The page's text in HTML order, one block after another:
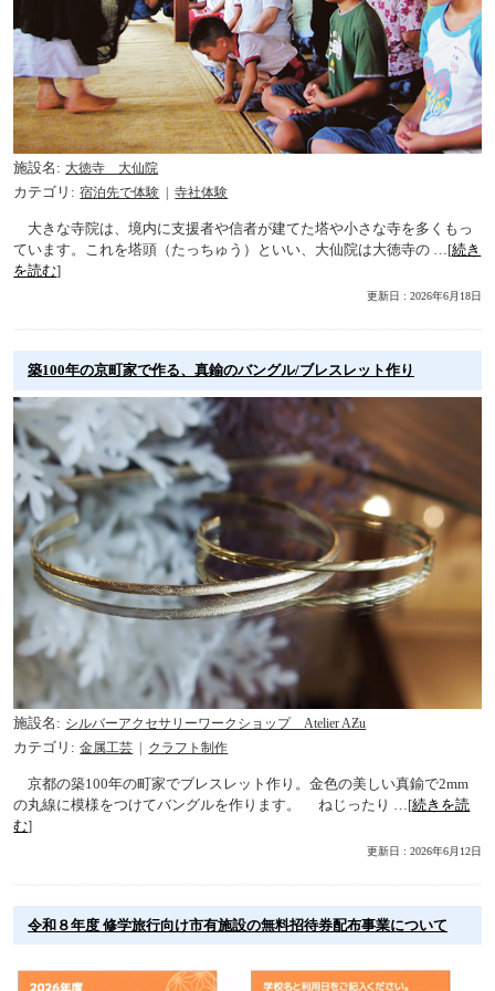
施設名
大徳寺 大仙院
カテゴリ
宿泊先で体験 寺社体験
大きな寺院は、境内に支援者や信者が建てた塔や小さな寺を多くもっ
ています。これを塔頭（たっちゅう）といい、大仙院は大徳寺の …[続き
を読む]
更新日 : 2026年6月18日
築100年の京町家で作る、真鍮のバングル/ブレスレット作り
施設名
シルバーアクセサリーワークショップ Atelier AƵu
カテゴリ
金属工芸 クラフト制作
京都の築100年の町家でブレスレット作り。金色の美しい真鍮で2mm
の丸線に模様をつけてバングルを作ります。 ねじったり …[続きを読
む]
更新日 : 2026年6月12日
令和８年度 修学旅行向け市有施設の無料招待券配布事業について